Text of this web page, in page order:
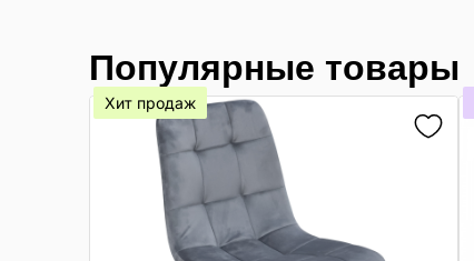
Популярные товары
Хит продаж